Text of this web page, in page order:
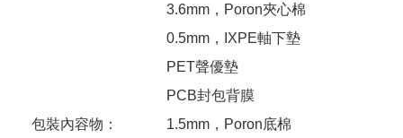
包裝內容物：
3.6mm，Poron夾心棉
0.5mm，IXPE軸下墊
PET聲優墊
PCB封包背膜
1.5mm，Poron底棉